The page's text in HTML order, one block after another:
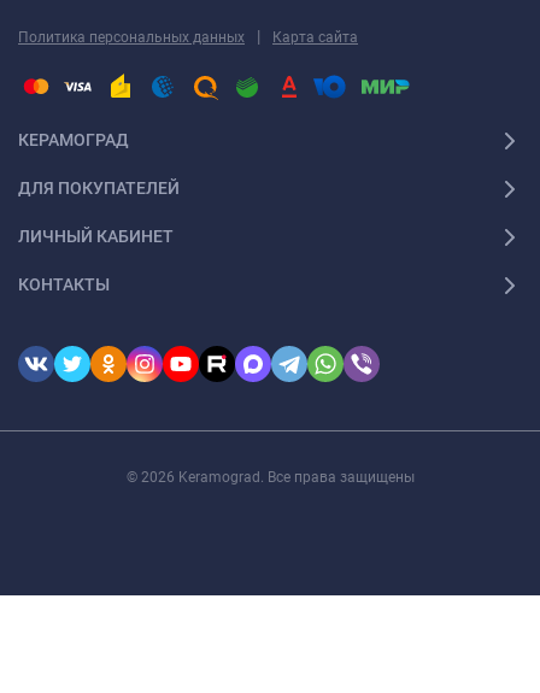
Политика персональных данных | Карта сайта
КЕРАМОГРАД
ДЛЯ ПОКУПАТЕЛЕЙ
ЛИЧНЫЙ КАБИНЕТ
КОНТАКТЫ
© 2026 Keramograd. Все права защищены